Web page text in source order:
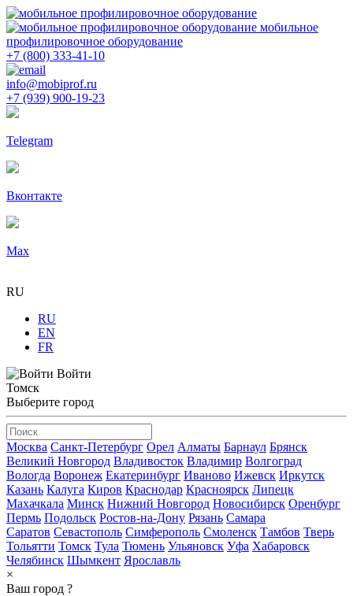
мобильное
профилировочное оборудование
+7 (800) 333-41-10
info@mobiprof.ru
+7 (939) 900-19-23
Telegram
Вконтакте
Max
RU
RU
EN
FR
Войти
Томск
Выберите город
Москва Санкт-Петербург Орел Алматы Барнаул Брянск
Великий Новгород Владивосток Владимир Волгоград
Вологда Воронеж Екатеринбург Иваново Ижевск Иркутск
Казань Калуга Киров Краснодар Красноярск Липецк
Махачкала Минск Нижний Новгород Новосибирск Оренбург
Пермь Подольск Ростов-на-Дону Рязань Самара
Саратов Севастополь Симферополь Смоленск Тамбов Тверь
Тольятти Томск Тула Тюмень Ульяновск Уфа Хабаровск
Челябинск Шымкент Ярославль
×
Ваш город ?